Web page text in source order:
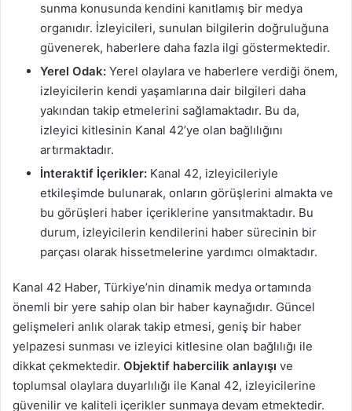
sunma konusunda kendini kanıtlamış bir medya
organıdır. İzleyicileri, sunulan bilgilerin doğruluğuna
güvenerek, haberlere daha fazla ilgi göstermektedir.
Yerel Odak: Yerel olaylara ve haberlere verdiği önem,
izleyicilerin kendi yaşamlarına dair bilgileri daha
yakından takip etmelerini sağlamaktadır. Bu da,
izleyici kitlesinin Kanal 42’ye olan bağlılığını
artırmaktadır.
İnteraktif İçerikler: Kanal 42, izleyicileriyle
etkileşimde bulunarak, onların görüşlerini almakta ve
bu görüşleri haber içeriklerine yansıtmaktadır. Bu
durum, izleyicilerin kendilerini haber sürecinin bir
parçası olarak hissetmelerine yardımcı olmaktadır.
Kanal 42 Haber, Türkiye’nin dinamik medya ortamında
önemli bir yere sahip olan bir haber kaynağıdır. Güncel
gelişmeleri anlık olarak takip etmesi, geniş bir haber
yelpazesi sunması ve izleyici kitlesine olan bağlılığı ile
dikkat çekmektedir. Objektif habercilik anlayışı ve
toplumsal olaylara duyarlılığı ile Kanal 42, izleyicilerine
güvenilir ve kaliteli içerikler sunmaya devam etmektedir.